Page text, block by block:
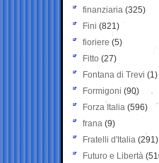
finanziaria (325)
Fini (821)
fioriere (5)
Fitto (27)
Fontana di Trevi (1)
Formigoni (90)
Forza Italia (596)
frana (9)
Fratelli d'Italia (291)
Futuro e Libertà